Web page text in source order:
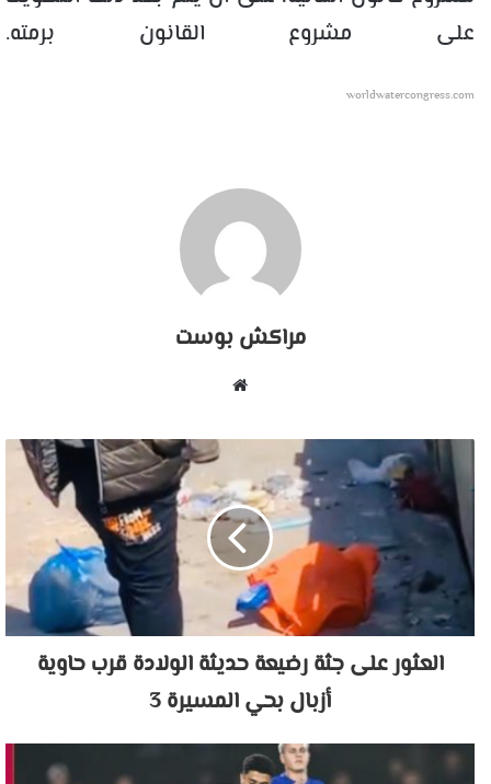
على مشروع القانون برمته.
worldwatercongress.com
مراكش بوست
العثور على جثة رضيعة حديثة الولادة قرب حاوية
أزبال بحي المسيرة 3